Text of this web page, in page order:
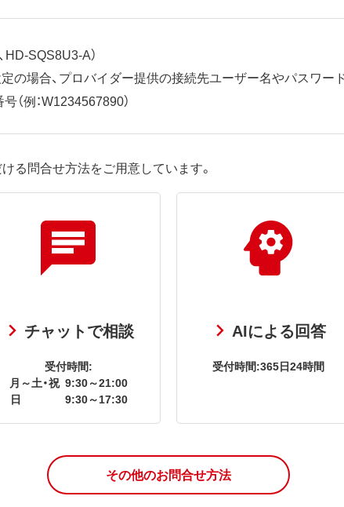
SQS8U3-A）
の場合、プロバイダー提供の接続先ユーザー名やパスワー
（例：W1234567890）
る問合せ方法をご用意しています。
チャットで相談
受付時間:
月～土・祝 9:30～21:00
日
9:30～17:30
AIによる回答
受付時間:365日24時間
その他のお問合せ方法